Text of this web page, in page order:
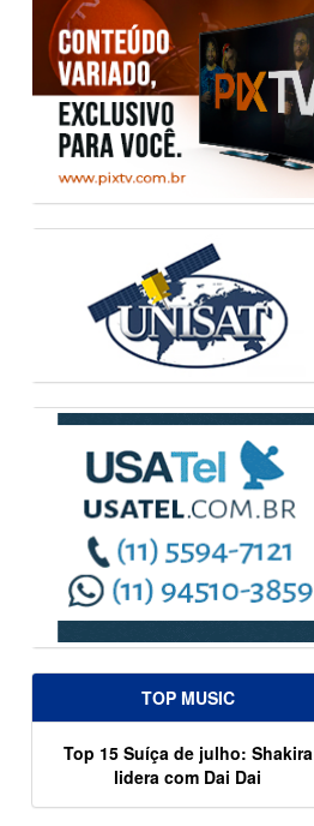
TOP MUSIC
Top 15 Suíça de julho: Shakira
lidera com Dai Dai